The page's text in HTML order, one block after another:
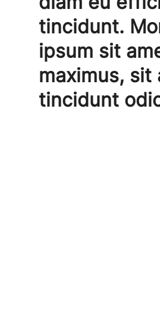
tincidunt.
ipsum sit
maximus, sit
tincidunt